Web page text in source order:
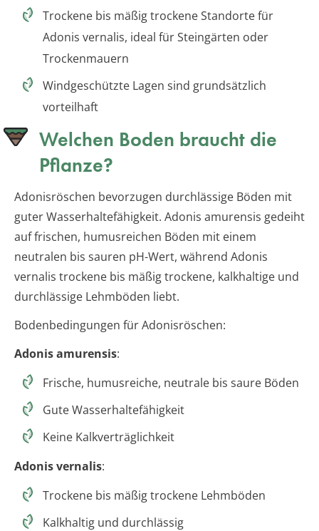
Trockene bis mäßig trockene Standorte für
Adonis vernalis, ideal für Steingärten oder
Trockenmauern
Windgeschützte Lagen sind grundsätzlich
vorteilhaft
Welchen Boden braucht die
Pflanze?
Adonisröschen bevorzugen durchlässige Böden mit
guter Wasserhaltefähigkeit. Adonis amurensis gedeiht
auf frischen, humusreichen Böden mit einem
neutralen bis sauren pH-Wert, während Adonis
vernalis trockene bis mäßig trockene, kalkhaltige und
durchlässige Lehmböden liebt.
Bodenbedingungen für Adonisröschen:
Adonis amurensis:
Frische, humusreiche, neutrale bis saure Böden
Gute Wasserhaltefähigkeit
Keine Kalkverträglichkeit
Adonis vernalis:
Trockene bis mäßig trockene Lehmböden
Kalkhaltig und durchlässig